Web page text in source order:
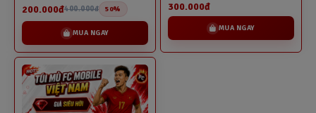
200.000đ400.000đ 50%
MUA NGAY
300.000đ
MUA NGAY